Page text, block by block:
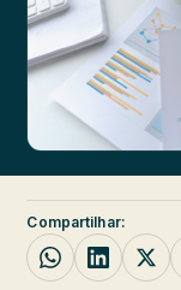
Compartilhar: